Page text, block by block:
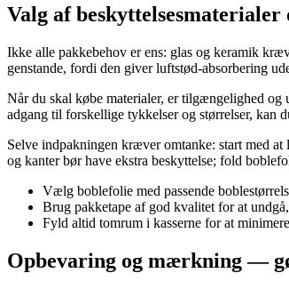
Valg af
Ikke alle pakkebehov er ens: glas og keramik
genstande, fordi den giver luftstød-absorbering
Når du skal købe materialer, er tilgængelighed
adgang til forskellige tykkelser og størrelser, kan
Selve indpakningen kræver omtanke: start med
og kanter bør have ekstra beskyttelse; fold
Vælg boblefolie med passende
Brug pakketape af god kvalitet for at
Fyld altid tomrum i kasserne for at
Opbevaring og mærkning —